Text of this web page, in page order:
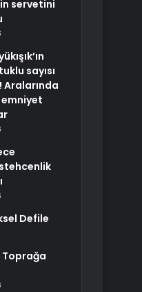
servetini
sayısı
Aralarında
Defile
Toprağa